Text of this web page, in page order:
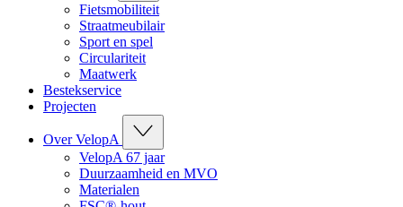
Fietsmobiliteit
Straatmeubilair
Sport en spel
Circulariteit
Maatwerk
Bestekservice
Projecten
Over VelopA
VelopA 67 jaar
Duurzaamheid en MVO
Materialen